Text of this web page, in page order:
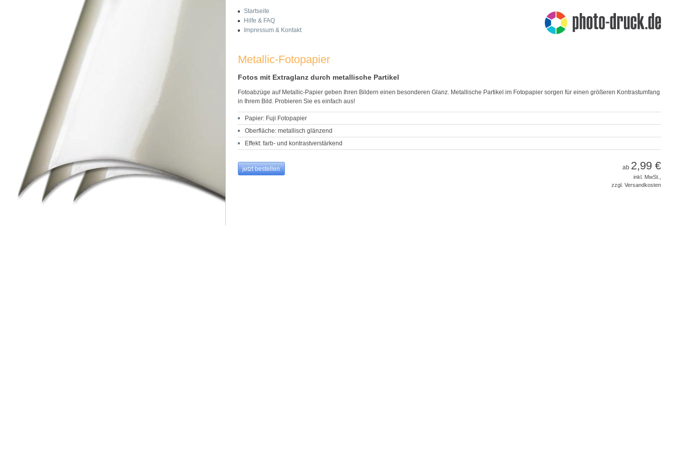
Startseite
Hilfe & FAQ
Impressum & Kontakt
Metallic-Fotopapier
Fotos mit Extraglanz durch metallische Partikel
Fotoabzüge auf Metallic-Papier geben Ihren Bildern einen besonderen Glanz. Metallische Partikel im Fotopapier sorgen für einen größeren Kontrastumfang
in Ihrem Bild. Probieren Sie es einfach aus!
Papier: Fuji Fotopapier
Oberfläche: metallisch glänzend
Effekt: farb- und kontrastverstärkend
jetzt bestellen ab 2,99 €
inkl. MwSt.,
zzgl. Versandkosten